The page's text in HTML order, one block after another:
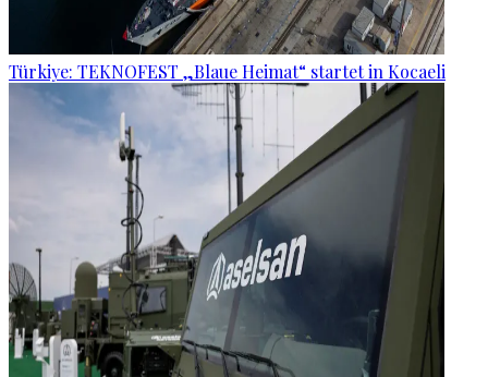
Türkiye: TEKNOFEST „Blaue Heimat“ startet in Kocaeli